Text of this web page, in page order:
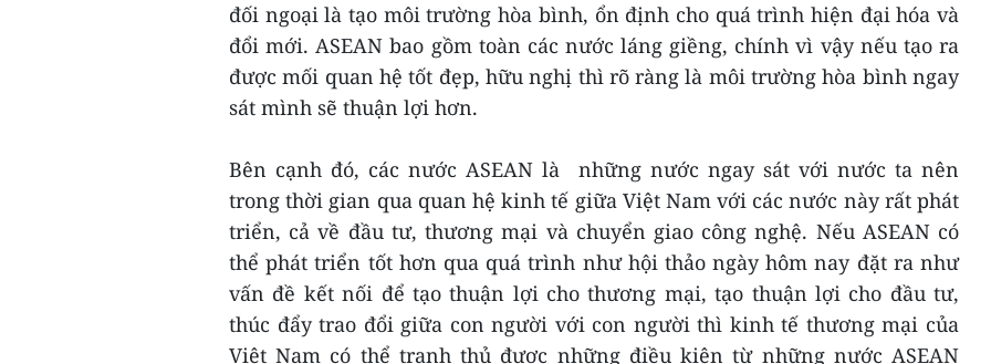
đối ngoại là tạo môi trường hòa bình, ổn định cho quá trình hiện đại hóa và
đổi mới. ASEAN bao gồm toàn các nước láng giềng, chính vì vậy nếu tạo ra
được mối quan hệ tốt đẹp, hữu nghị thì rõ ràng là môi trường hòa bình ngay
sát mình sẽ thuận lợi hơn.
Bên cạnh đó, các nước ASEAN là những nước ngay sát với nước ta nên
trong thời gian qua quan hệ kinh tế giữa Việt Nam với các nước này rất phát
triển, cả về đầu tư, thương mại và chuyển giao công nghệ. Nếu ASEAN có
thể phát triển tốt hơn qua quá trình như hội thảo ngày hôm nay đặt ra như
vấn đề kết nối để tạo thuận lợi cho thương mại, tạo thuận lợi cho đầu tư,
thúc đẩy trao đổi giữa con người với con người thì kinh tế thương mại của
Việt Nam có thể tranh thủ được những điều kiện từ những nước ASEAN